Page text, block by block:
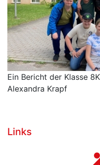
Ein Bericht der Klasse
Alexandra Krapf
Links